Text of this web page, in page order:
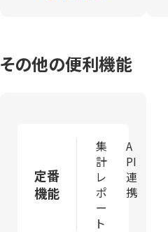
その他の便利機能
定番
機能
集
計
レ
ポ
ー
ト
A
PI
連
携